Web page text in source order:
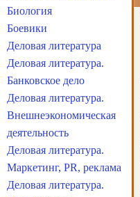
Биология
Боевики
Деловая литература
Деловая литература.
Банковское дело
Деловая литература.
Внешнеэкономическая
деятельность
Деловая литература.
Маркетинг, PR, реклама
Деловая литература.